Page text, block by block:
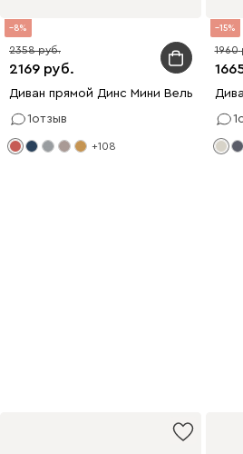
8
2169
2358
Диван прямой Динс Мини Вельвет
1отзыв
+108
15
1960
1